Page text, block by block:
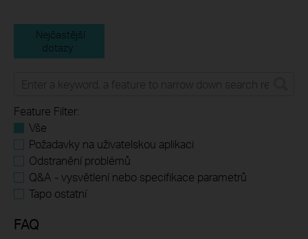
Nejčastější
dotazy
Feature Filter:
Vše
Požadavky na uživatelskou aplikaci
Odstranění problémů
Q&A - vysvětlení nebo specifikace parametrů
Tapo ostatní
FAQ